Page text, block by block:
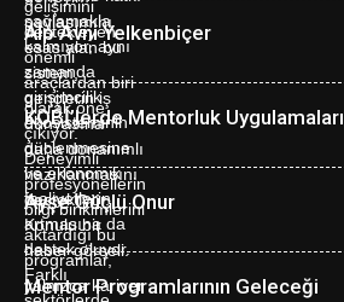
Alp Avni Yelkenbiçer
KOBİ’lerde Mentorluk Uygulamaları
Ayşe Güçlü Onur
Mentor Programlarının Geleceği